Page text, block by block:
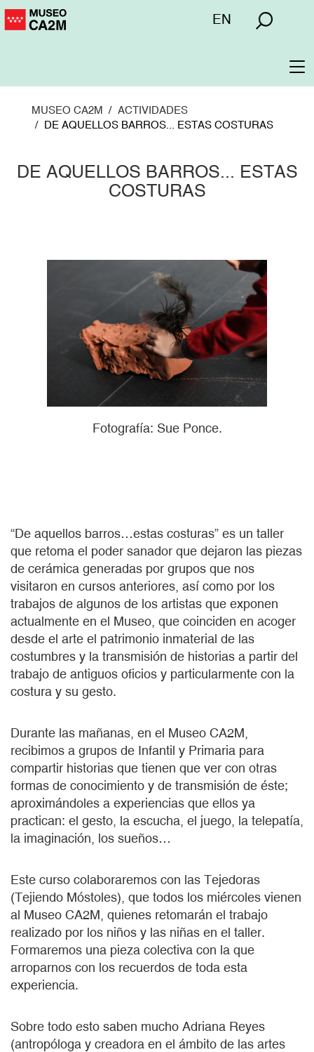
Pasar
Menú
EN
MUSEO CA2M
ACTIVIDADES
DE AQUELLOS BARROS... ESTAS COSTURAS
DE AQUELLOS BARROS... ESTAS
COSTURAS
Fotografía: Sue Ponce.
“De aquellos barros…estas costuras” es un taller
que retoma el poder sanador que dejaron las piezas
de cerámica generadas por grupos que nos
visitaron en cursos anteriores, así como por los
trabajos de algunos de los artistas que exponen
actualmente en el Museo, que coinciden en acoger
desde el arte el patrimonio inmaterial de las
costumbres y la transmisión de historias a partir del
trabajo de antiguos oficios y particularmente con la
costura y su gesto.
Durante las mañanas, en el Museo CA2M,
recibimos a grupos de Infantil y Primaria para
compartir historias que tienen que ver con otras
formas de conocimiento y de transmisión de éste;
aproximándoles a experiencias que ellos ya
practican: el gesto, la escucha, el juego, la telepatía,
la imaginación, los sueños…
Este curso colaboraremos con las Tejedoras
(Tejiendo Móstoles), que todos los miércoles vienen
al Museo CA2M, quienes retomarán el trabajo
realizado por los niños y las niñas en el taller.
Formaremos una pieza colectiva con la que
arroparnos con los recuerdos de toda esta
experiencia.
Sobre todo esto saben mucho Adriana Reyes
(antropóloga y creadora en el ámbito de las artes